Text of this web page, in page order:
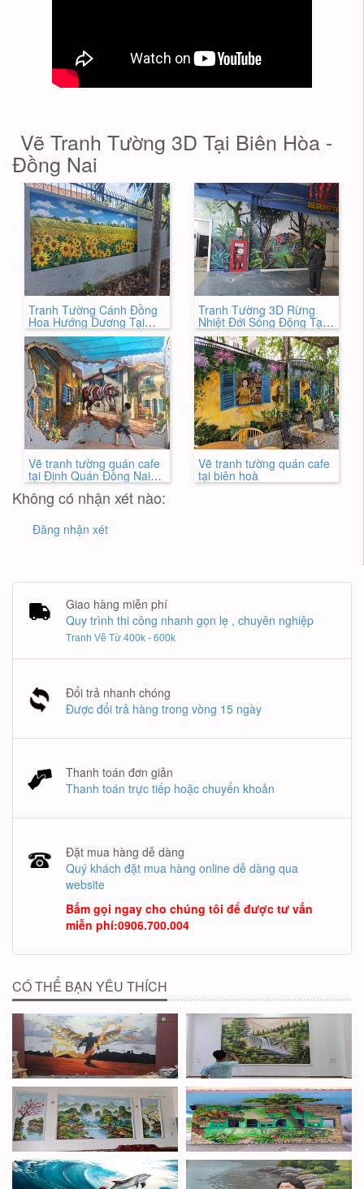
Vẽ Tranh Tường 3D Tại Biên Hòa -
Đồng Nai
Tranh Tường Cánh Đồng
Hoa Hướng Dương Tại
Biên Hoà - Đồng Nai
Tranh Tường 3D Rừng
Nhiệt Đới Sống Động Tại
Biên Hoà 2026
Vẽ tranh tường quán cafe
tại Định Quán Đồng Nai
3D Đẹp Nhất
Vẽ tranh tường quán cafe
tại biên hoà
Không có nhận xét nào:
Đăng nhận xét
Giao hàng miễn phí
Quy trình thi công nhanh gọn lẹ , chuyên nghiệp
Tranh Vẽ Từ 400k - 600k
Đổi trả nhanh chóng
Được đổi trả hàng trong vòng 15 ngày
Thanh toán đơn giản
Thanh toán trực tiếp hoặc chuyển khoản
Đặt mua hàng dễ dàng
Quý khách đặt mua hàng online dễ dàng qua
website
Bấm gọi ngay cho chúng tôi để được tư vấn
miễn phí:0906.700.004
CÓ THỂ BẠN YÊU THÍCH